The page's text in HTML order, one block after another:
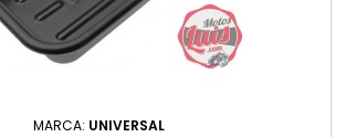
MARCA: UNIVERSAL